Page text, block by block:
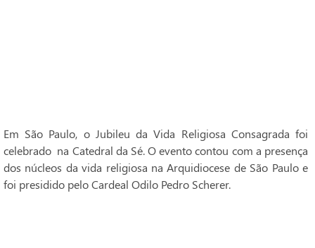
Em São Paulo, o Jubileu da Vida Religiosa Consagrada foi
celebrado na Catedral da Sé. O evento contou com a presença
dos núcleos da vida religiosa na Arquidiocese de São Paulo e
foi presidido pelo Cardeal Odilo Pedro Scherer.